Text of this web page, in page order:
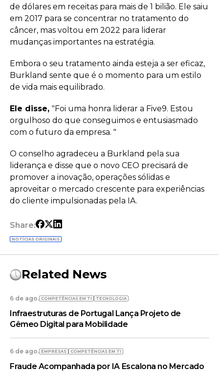
de dólares em receitas para mais de 1 bilião. Ele saiu
em 2017 para se concentrar no tratamento do
câncer, mas voltou em 2022 para liderar
mudanças importantes na estratégia.
Embora o seu tratamento ainda esteja a ser eficaz,
Burkland sente que é o momento para um estilo
de vida mais equilibrado.
Ele disse, "Foi uma honra liderar a Five9. Estou
orgulhoso do que conseguimos e entusiasmado
com o futuro da empresa. "
O conselho agradeceu a Burkland pela sua
liderança e disse que o novo CEO precisará de
promover a inovação, operações sólidas e
aproveitar o mercado crescente para experiências
do cliente impulsionadas pela IA.
Share:
NOTÍCIAS ORIGINAIS
Related News
6 de ago. COMPETÊNCIAS EM TI TECNOLOGIA
Infraestruturas de Portugal Lança Projeto de
Gêmeo Digital para Mobilidade
6 de ago. EMPRESAS COMPETÊNCIAS EM TI
Fraude Acompanhada por IA Escalona no Mercado